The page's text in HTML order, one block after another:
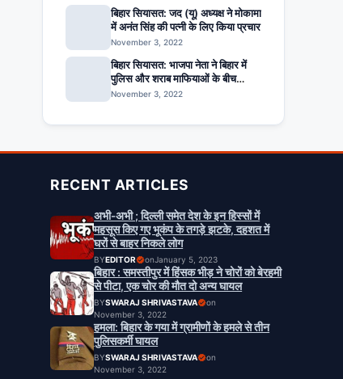
बिहार सियासत: जद (यू) अध्यक्ष ने मोकामा
में अनंत सिंह की पत्नी के लिए किया प्रचार
November 3, 2022
बिहार सियासत: भाजपा नेता ने बिहार में
पुलिस और शराब माफियाओं के बीच
सांठगांठ का आरोप लगाया
November 3, 2022
RECENT ARTICLES
अभी-अभी ; दिल्ली समेत देश के इन हिस्सों में
महसूस किए गए भूकंप के तगड़े झटके, दहशत में
घरों से बाहर निकले लोग
BYEDITOR onJanuary 5, 2023
बिहार : समस्तीपुर में हिंसक भीड़ ने चोरों को बेरहमी
से पीटा, एक चोर की मौत दो अन्य घायल
BYSWARAJ SHRIVASTAVA
on
November 3, 2022
हमला: बिहार के गया में ग्रामीणों के हमले से तीन
पुलिसकर्मी घायल
BYSWARAJ SHRIVASTAVA
on
November 3, 2022